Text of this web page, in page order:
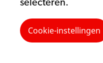
selecteren.
Cookie-instellingen